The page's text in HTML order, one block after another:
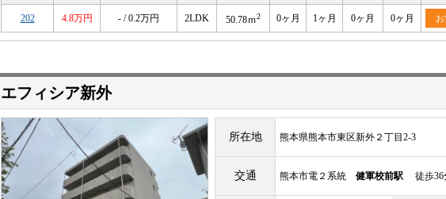
202 4.8万円 - / 0.2万円 2LDK 50.78ｍ2 0ヶ月 1ヶ月 0ヶ月 0ヶ月
エフィシア新外
所在地 熊本県熊本市東区新外２丁目2-3
交通 熊本市電２系統 健軍校前駅 徒歩36